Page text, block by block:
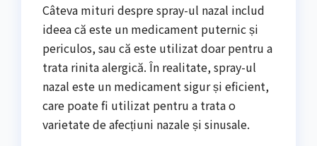
Câteva mituri despre spray-ul nazal includ
ideea că este un medicament puternic și
periculos, sau că este utilizat doar pentru a
trata rinita alergică. În realitate, spray-ul
nazal este un medicament sigur și eficient,
care poate fi utilizat pentru a trata o
varietate de afecțiuni nazale și sinusale.